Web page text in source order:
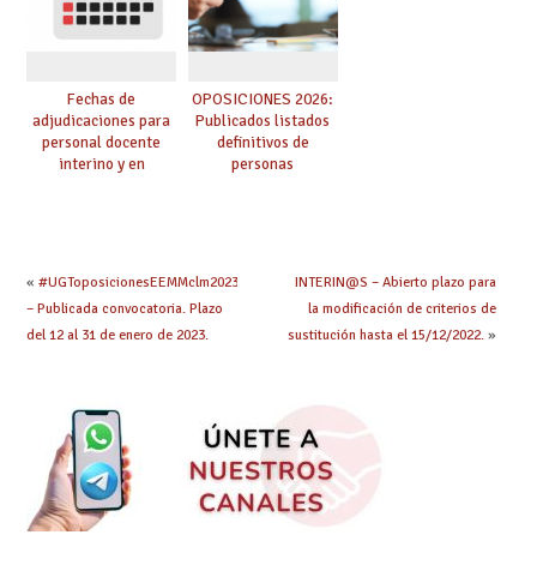
Fechas de
adjudicaciones para
personal docente
interino y en
OPOSICIONES 2026:
Publicados listados
definitivos de
personas
« #UGToposicionesEEMMclm2023
– Publicada convocatoria. Plazo
del 12 al 31 de enero de 2023.
INTERIN@S – Abierto plazo para
la modificación de criterios de
sustitución hasta el 15/12/2022.»